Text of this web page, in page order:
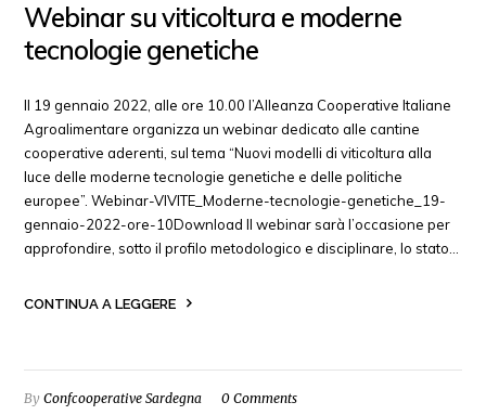
Webinar su viticoltura e moderne
tecnologie genetiche
Il 19 gennaio 2022, alle ore 10.00 l’Alleanza Cooperative Italiane
Agroalimentare organizza un webinar dedicato alle cantine
cooperative aderenti, sul tema “Nuovi modelli di viticoltura alla
luce delle moderne tecnologie genetiche e delle politiche
europee”. Webinar-VIVITE_Moderne-tecnologie-genetiche_19-
gennaio-2022-ore-10Download Il webinar sarà l’occasione per
approfondire, sotto il profilo metodologico e disciplinare, lo stato…
CONTINUA A LEGGERE
ByConfcooperative Sardegna 0 Comments